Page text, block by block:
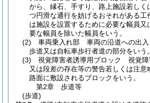
から、縁石、手すり、路上施設若しく
つ円滑な通行を妨げるおそれがある工
は施設を設置するために必要な幅員又
要な幅員を除いた幅員をいう。
(2)
車両乗入れ部 車両の沿道への出入
歩道又は自転車歩行者道の部分をいう。
(3)
視覚障害者誘導用ブロック 視覚障
又は段差の存在等の警告若しくは注意
路面に敷設されるブロックをいう。
第2章
歩道等
(歩道)